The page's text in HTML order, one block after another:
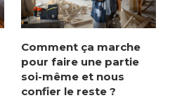
Comment ça marche
pour faire une partie
soi-même et nous
confier le reste ?